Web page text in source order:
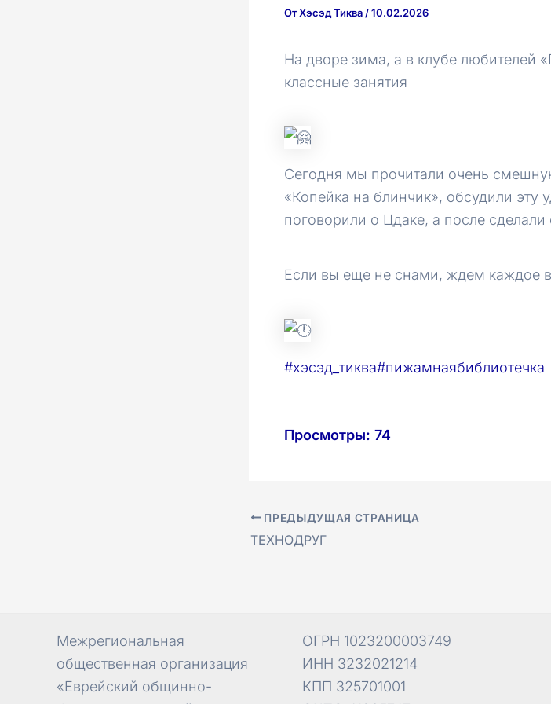
ОтХэсэд Тиква /10.02.2026
На дворе зима, а в клубе любителей
классные занятия
Сегодня мы прочитали очень
«Копейка на блинчик», обсудили эту
поговорили о Цдаке, а после
Если вы еще не снами, ждем каждое
#хэсэд_тиква#пижамнаябиблиотечка
Просмотры: 74
Навигация
по
ПРЕДЫДУЩАЯ СТРАНИЦА
ТЕХНОДРУГ
Межрегиональная
общественная организация
«Еврейский общинно-
ОГРН 1023200003749
ИНН 3232021214
КПП 325701001